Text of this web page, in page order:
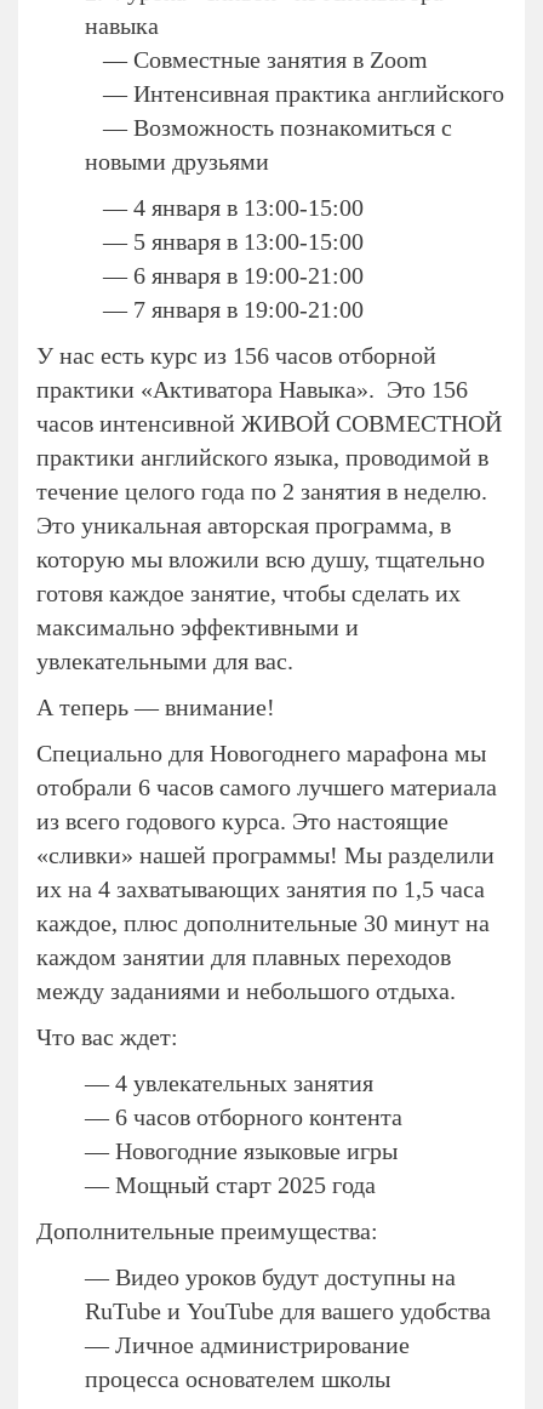
навыка
— Совместные занятия в Zoom
— Интенсивная практика английского
— Возможность познакомиться с
новыми друзьями
— 4 января в 13:00-15:00
— 5 января в 13:00-15:00
— 6 января в 19:00-21:00
— 7 января в 19:00-21:00
У нас есть курс из 156 часов отборной
практики «Активатора Навыка». Это 156
часов интенсивной ЖИВОЙ СОВМЕСТНОЙ
практики английского языка, проводимой в
течение целого года по 2 занятия в неделю.
Это уникальная авторская программа, в
которую мы вложили всю душу, тщательно
готовя каждое занятие, чтобы сделать их
максимально эффективными и
увлекательными для вас.
А теперь — внимание!
Специально для Новогоднего марафона мы
отобрали 6 часов самого лучшего материала
из всего годового курса. Это настоящие
«сливки» нашей программы! Мы разделили
их на 4 захватывающих занятия по 1,5 часа
каждое, плюс дополнительные 30 минут на
каждом занятии для плавных переходов
между заданиями и небольшого отдыха.
Что вас ждет:
— 4 увлекательных занятия
— 6 часов отборного контента
— Новогодние языковые игры
— Мощный старт 2025 года
Дополнительные преимущества:
— Видео уроков будут доступны на
RuTube и YouTube для вашего удобства
— Личное администрирование
процесса основателем школы